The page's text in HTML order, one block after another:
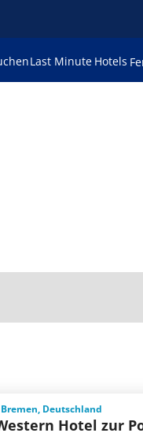
Last Minute Hotels
Deutschland
Hotel zur